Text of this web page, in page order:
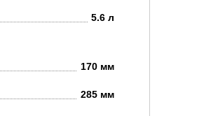
5.6 л
170 мм
285 мм